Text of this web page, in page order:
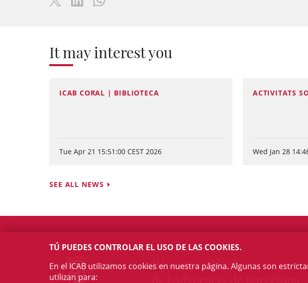
It may interest you
ICAB CORAL | BIBLIOTECA
Tue Apr 21 15:51:00 CEST 2026
ACTIVITATS
Wed Jan 28
SEE ALL NEWS
Il·lustre Col·legi
TÚ PUEDES CONTROLAR EL USO DE LAS COOKIES.
En el ICAB utilizamos cookies en nuestra página. Algunas son
utilizan para: